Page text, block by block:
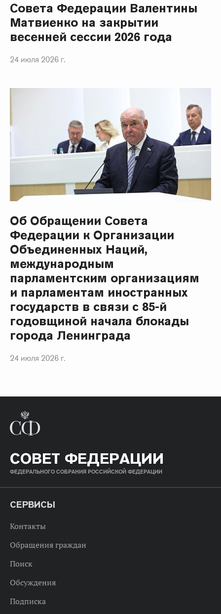
Совета Федерации Валентины
Матвиенко на закрытии
весенней сессии 2026 года
24 июля 2026 г.
Об Обращении Совета
Федерации к Организации
Объединенных Наций,
международным
парламентским организациям
и парламентам иностранных
государств в связи с 85-й
годовщиной начала блокады
города Ленинграда
24 июля 2026 г.
СОВЕТ ФЕДЕРАЦИИ
ФЕДЕРАЛЬНОГО СОБРАНИЯ РОССИЙСКОЙ ФЕДЕРАЦИИ
СЕРВИСЫ
Контакты
Обращения граждан
Поиск
Обсуждения
Подписка